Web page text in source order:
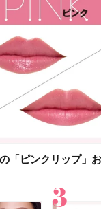
「ピンクリップ」
ベストコスメ５選
「ピンクリップ」
レグランス」ラン
・オーラルケア」
おすすめの髪型30選
品30選】コスメ・
続出！先行発売中